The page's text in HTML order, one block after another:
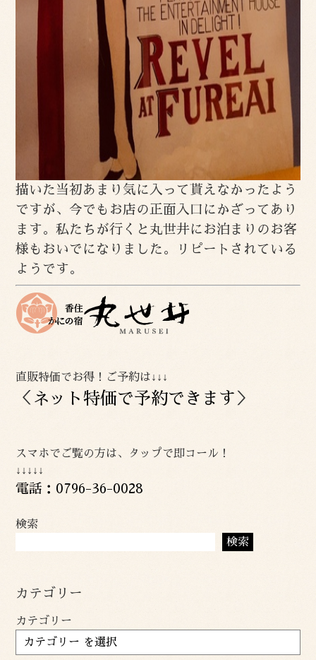
描いた当初あまり気に入って貰えなかったよう
ですが、今でもお店の正面入口にかざってあり
ます。私たちが行くと丸世井にお泊まりのお客
様もおいでになりました。リピートされている
ようです。
直販特価でお得！ご予約は↓↓↓
＜ ネット特価で予約できます ＞
スマホでご覧の方は、タップで即コール！
↓↓↓↓↓
電話：0796-36-0028
検索
検索
カテゴリー
カテゴリー